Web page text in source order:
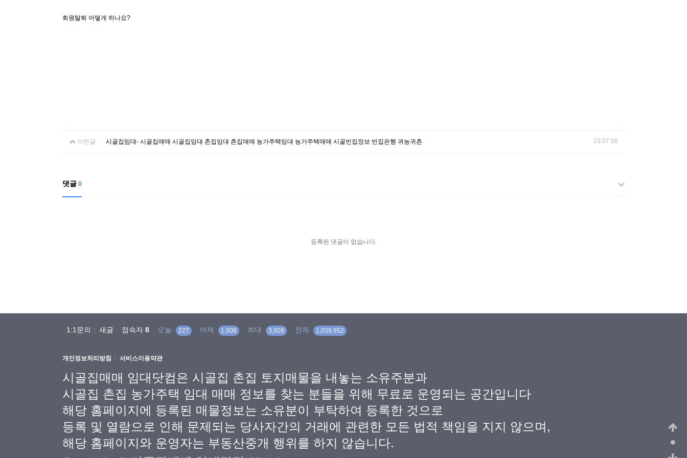
회원탈퇴 어떻게 하나요?
이전글 시골집임대- 시골집매매 시골집임대 촌집임대 촌집매매 농가주택임대 농가주택매매 시골빈집정보 빈집은행 귀농귀촌 23.07.06
댓글 0
등록된 댓글이 없습니다.
1:1문의 새글 접속자 8 오늘 227 어제 1,008 최대 3,009 전체 1,039,952
개인정보처리방침 서비스이용약관
시골집매매 임대닷컴은 시골집 촌집 토지매물을 내놓는 소유주분과
시골집 촌집 농가주택 임대 매매 정보를 찾는 분들을 위해 무료로 운영되는 공간입니다
해당 홈페이지에 등록된 매물정보는 소유분이 부탁하여 등록한 것으로
등록 및 열람으로 인해 문제되는 당사자간의 거래에 관련한 모든 법적 책임을 지지 않으며,
해당 홈페이지와 운영자는 부동산중개 행위를 하지 않습니다.